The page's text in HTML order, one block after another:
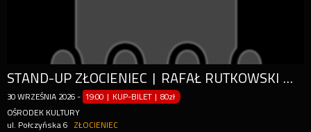
STAND-UP ZŁOCIENIEC | RAFAŁ RUTKOWSKI W PROGRAMIE "WEHIKUŁ CZASU"
30 WRZEŚNIA 2026 - 19:00 | KUP-BILET |80zł
OŚRODEK KULTURY
ul. Połczyńska 6
ZŁOCIENIEC